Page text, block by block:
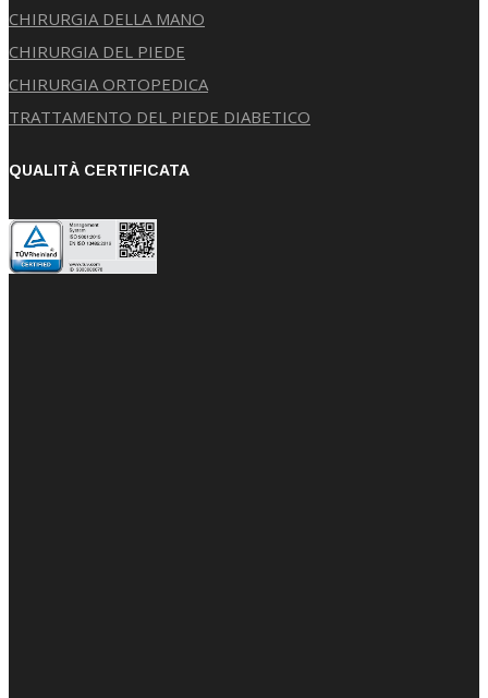
CHIRURGIA DELLA MANO
CHIRURGIA DEL PIEDE
CHIRURGIA ORTOPEDICA
TRATTAMENTO DEL PIEDE DIABETICO
QUALITÀ CERTIFICATA